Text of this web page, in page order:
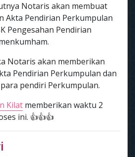
Notaris akan membuat
Akta Pendirian Perkumpulan
Pengesahan Pendirian
Notaris akan memberikan
Pendirian Perkumpulan dan
pendiri Perkumpulan.
Kilat memberikan waktu 2
ini. 👍👍👍